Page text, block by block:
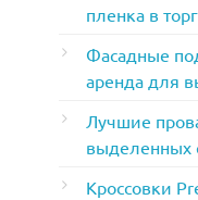
пленка в
Фасадные
аренда для
Лучшие
выделенных
Кроссовки